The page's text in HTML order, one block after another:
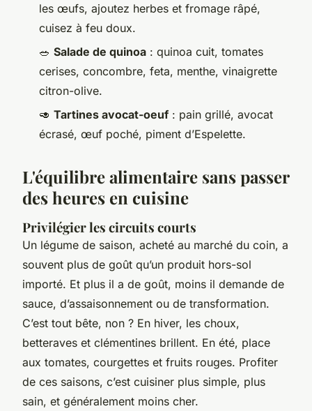
les œufs, ajoutez herbes et fromage râpé,
cuisez à feu doux.
🥗 Salade de quinoa : quinoa cuit, tomates
cerises, concombre, feta, menthe, vinaigrette
citron-olive.
🥑 Tartines avocat-oeuf : pain grillé, avocat
écrasé, œuf poché, piment d’Espelette.
L'équilibre alimentaire sans passer
des heures en cuisine
Privilégier les circuits courts
Un légume de saison, acheté au marché du coin, a
souvent plus de goût qu’un produit hors-sol
importé. Et plus il a de goût, moins il demande de
sauce, d’assaisonnement ou de transformation.
C’est tout bête, non ? En hiver, les choux,
betteraves et clémentines brillent. En été, place
aux tomates, courgettes et fruits rouges. Profiter
de ces saisons, c’est cuisiner plus simple, plus
sain, et généralement moins cher.